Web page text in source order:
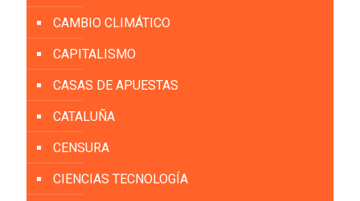
CAMBIO CLIMÁTICO
CAPITALISMO
CASAS DE APUESTAS
CATALUÑA
CENSURA
CIENCIAS TECNOLOGÍA